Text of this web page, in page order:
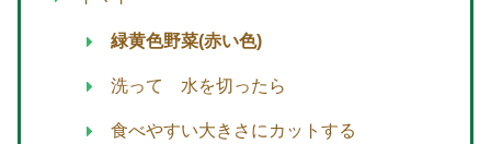
緑黄色野菜(赤い色)
洗って 水を切ったら
食べやすい大きさにカットする